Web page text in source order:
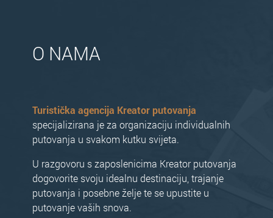
O NAMA
Turistička agencija Kreator putovanja
specijalizirana je za organizaciju individualnih
putovanja u svakom kutku svijeta.
U razgovoru s zaposlenicima Kreator putovanja
dogovorite svoju idealnu destinaciju, trajanje
putovanja i posebne želje te se upustite u
putovanje vaših snova.